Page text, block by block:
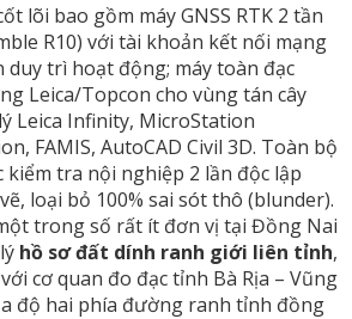
lõi bao gồm máy GNSS RTK 2 tần
R10) với tài khoản kết nối mạng
duy trì hoạt động; máy toàn đạc
Leica/Topcon cho vùng tán cây
Leica Infinity, MicroStation
FAMIS, AutoCAD Civil 3D. Toàn bộ
kiểm tra nội nghiệp 2 lần độc lập
loại bỏ 100% sai sót thô (blunder).
trong số rất ít đơn vị tại Đồng Nai
hồ sơ đất dính ranh giới liên tỉnh,
cơ quan đo đạc tỉnh Bà Rịa – Vũng
độ hai phía đường ranh tỉnh đồng